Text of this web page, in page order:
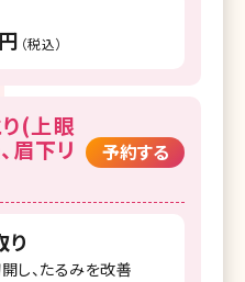
（税込）
(上眼
眉下リ
予約する
り
し、たるみを改善